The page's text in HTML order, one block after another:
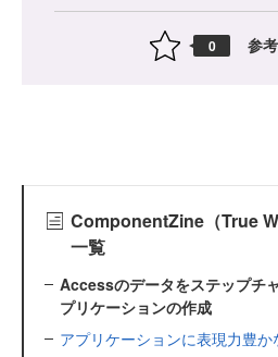
0 参
ComponentZine（True
一覧
Accessのデータをステップチ
プリケーションの作成
アプリケーションに表現力豊